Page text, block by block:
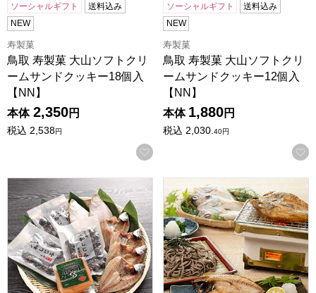
ソーシャルギフト
送料込み
NEW
寿製菓
鳥取 寿製菓 大山ソフトクリ
ームサンドクッキー18個入
【NN】
本体 2,350円
税込 2,538円
お気に入りに登録する
ソーシャルギフト
送料込み
NEW
寿製菓
鳥取 寿製菓 大山ソフトクリ
ームサンドクッキー12個入
【NN】
本体 1,880円
税込 2,030. 40円
島根 渡邊水産 出雲干しとしじみ汁詰合せ(大和しじみ×3袋(
鳥取 大漁市場なかうら のど